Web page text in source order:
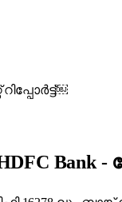
-